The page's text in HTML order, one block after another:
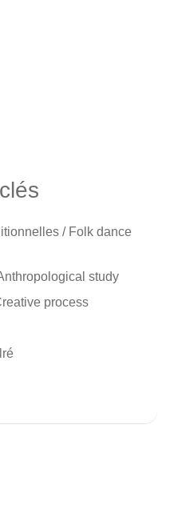
/ Folk dance
study
process